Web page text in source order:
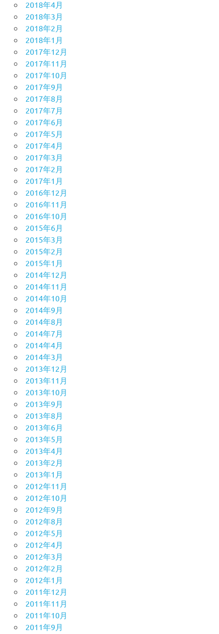
2018年4月
2018年3月
2018年2月
2018年1月
2017年12月
2017年11月
2017年10月
2017年9月
2017年8月
2017年7月
2017年6月
2017年5月
2017年4月
2017年3月
2017年2月
2017年1月
2016年12月
2016年11月
2016年10月
2015年6月
2015年3月
2015年2月
2015年1月
2014年12月
2014年11月
2014年10月
2014年9月
2014年8月
2014年7月
2014年4月
2014年3月
2013年12月
2013年11月
2013年10月
2013年9月
2013年8月
2013年6月
2013年5月
2013年4月
2013年2月
2013年1月
2012年11月
2012年10月
2012年9月
2012年8月
2012年5月
2012年4月
2012年3月
2012年2月
2012年1月
2011年12月
2011年11月
2011年10月
2011年9月